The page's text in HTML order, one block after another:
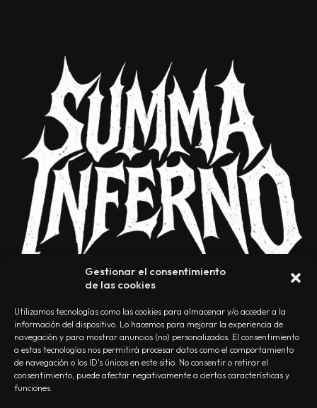
Gestionar el consentimiento
de las cookies
Utilizamos tecnologías como las cookies para almacenar y/o acceder a la
información del dispositivo. Lo hacemos para mejorar la experiencia de
navegación y para mostrar anuncios (no) personalizados. El consentimiento
a estas tecnologías nos permitirá procesar datos como el comportamiento
de navegación o los ID's únicos en este sitio. No consentir o retirar el
consentimiento, puede afectar negativamente a ciertas características y
funciones.
NOSOTROS CONTACTO EDITORIAL POLÍTICA DE PRIVACIDAD